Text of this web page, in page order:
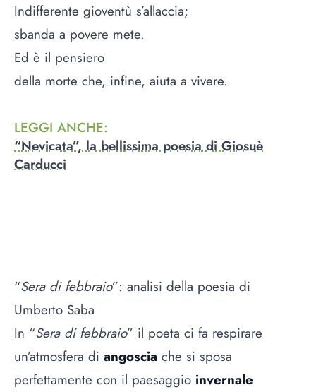
Indifferente gioventù s’allaccia;
sbanda a povere mete.
Ed è il pensiero
della morte che, infine, aiuta a vivere.
LEGGI ANCHE:
“Nevicata”, la bellissima poesia di Giosuè
Carducci
“Sera di febbraio”: analisi della poesia di
Umberto Saba
In “Sera di febbraio” il poeta ci fa respirare
un’atmosfera di angoscia che si sposa
perfettamente con il paesaggio invernale